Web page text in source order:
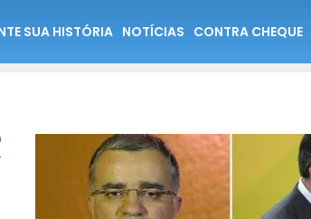
SUA HISTÓRIA NOTÍCIAS CONTRA CHEQUE